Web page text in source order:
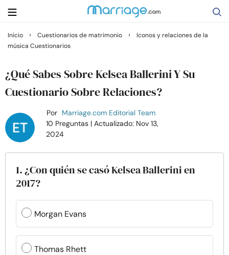
Buscar
Casarse
Relaciones
Familia
Ayuda
Cursos
Recursos
Inicio › Cuestionarios de matrimonio ›
Iconos y relaciones de la
música Cuestionarios
¿Qué Sabes Sobre Kelsea Ballerini Y Su
Cuestionario Sobre Relaciones?
Por Marriage.com Editorial Team
10 Preguntas | Actualizado: Nov 13,
2024
1. ¿Con quién se casó Kelsea Ballerini en
2017?
Morgan Evans
Thomas Rhett